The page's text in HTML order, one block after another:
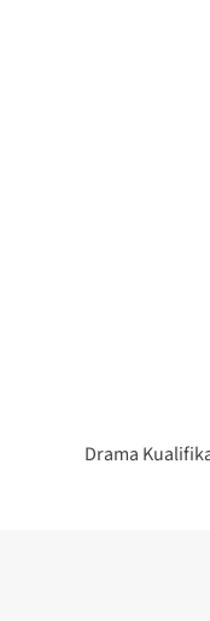
Drama